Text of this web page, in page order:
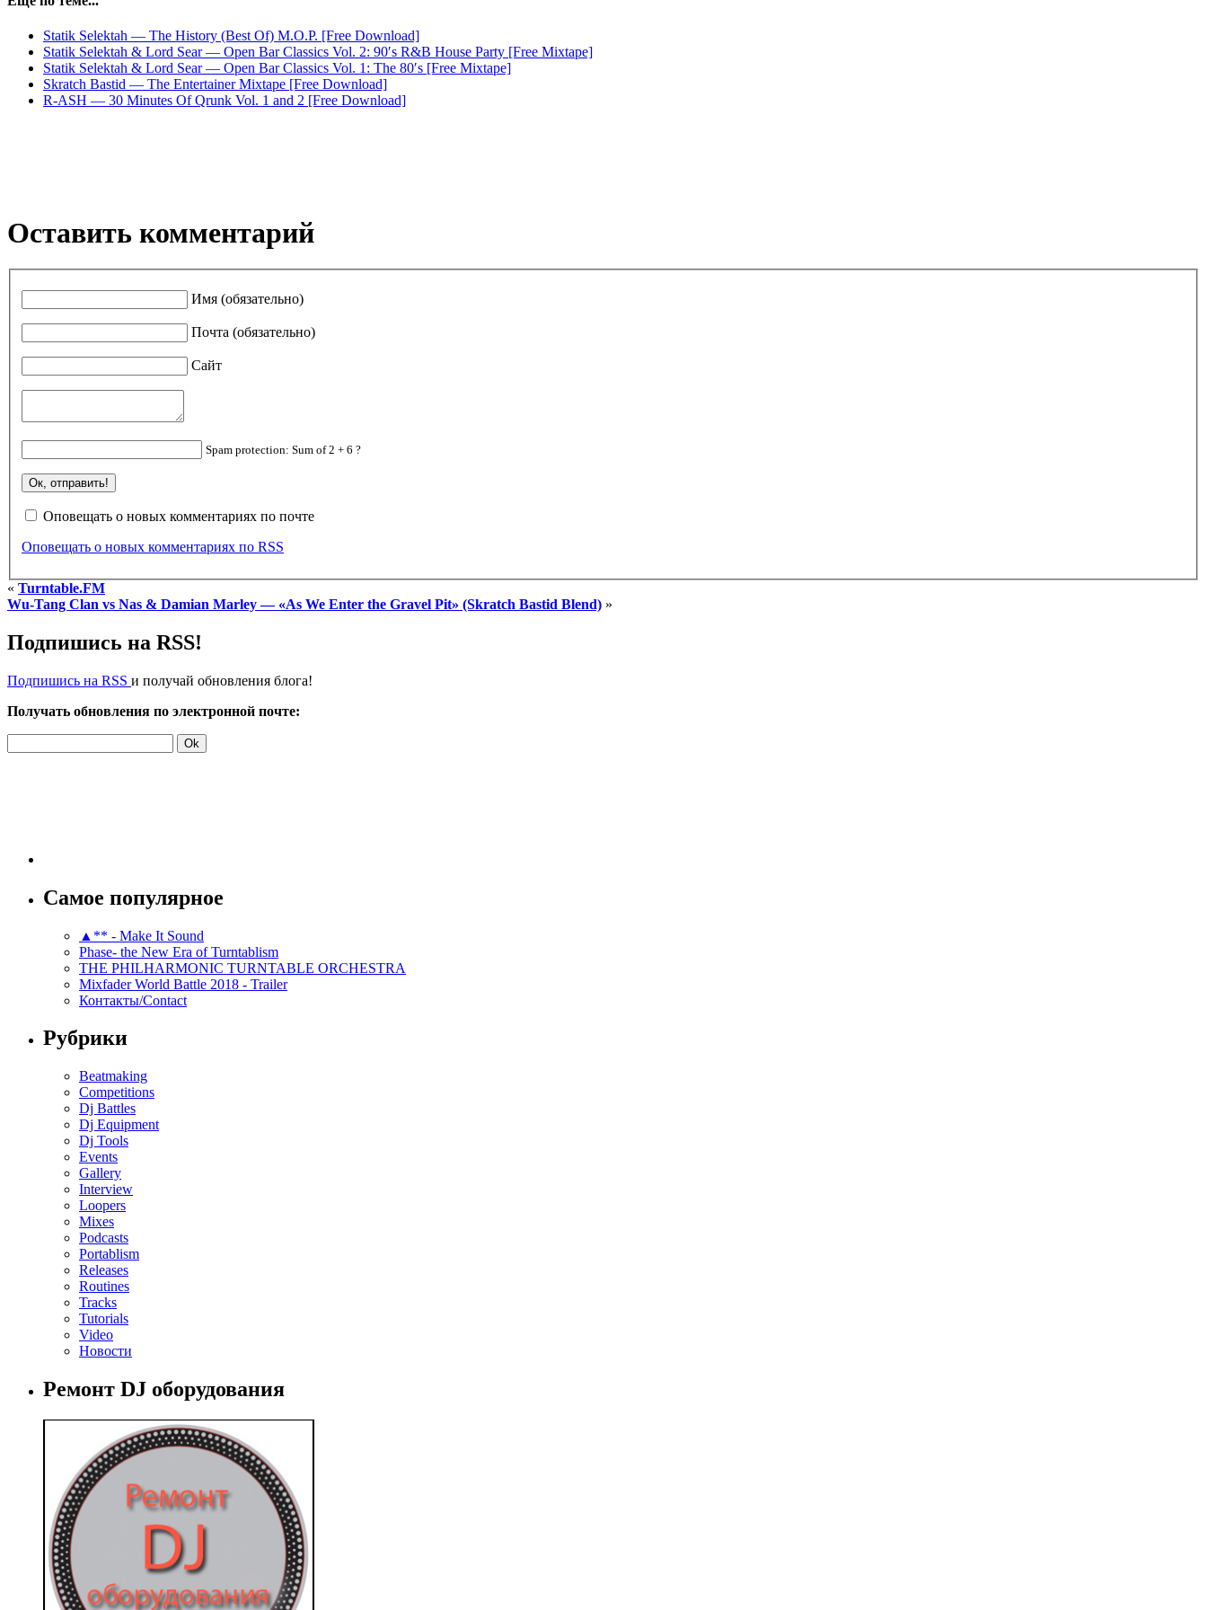
Statik Selektah — The History (Best Of) M.O.P. [Free Download]
Statik Selektah & Lord Sear — Open Bar Classics Vol. 2: 90′s R&B House Party [Free Mixtape]
Statik Selektah & Lord Sear — Open Bar Classics Vol. 1: The 80′s [Free Mixtape]
Skratch Bastid — The Entertainer Mixtape [Free Download]
R-ASH — 30 Minutes Of Qrunk Vol. 1 and 2 [Free Download]
Оставить комментарий
Имя (обязательно)
Почта (обязательно)
Сайт
Spam protection: Sum of 2 + 6 ?
Оповещать о новых комментариях по почте
Оповещать о новых комментариях по RSS
« Turntable.FM
Wu-Tang Clan vs Nas & Damian Marley — «As We Enter the Gravel Pit» (Skratch Bastid Blend) »
Подпишись на RSS!
Подпишись на RSS и получай обновления блога!
Получать обновления по электронной почте:
Самое популярное
▲** - Make It Sound
Phase- the New Era of Turntablism
THE PHILHARMONIC TURNTABLE ORCHESTRA
Mixfader World Battle 2018 - Trailer
Контакты/Contact
Рубрики
Beatmaking
Competitions
Dj Battles
Dj Equipment
Dj Tools
Events
Gallery
Interview
Loopers
Mixes
Podcasts
Portablism
Releases
Routines
Tracks
Tutorials
Video
Новости
Ремонт DJ оборудования